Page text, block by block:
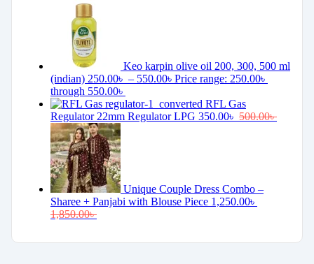
Keo karpin olive oil 200, 300, 500 ml
(indian) 250.00৳ – 550.00৳ Price range: 250.00৳
through 550.00৳
RFL Gas
Regulator 22mm Regulator LPG 350.00৳ 500.00৳
Unique Couple Dress Combo –
Sharee + Panjabi with Blouse Piece 1,250.00৳
1,850.00৳